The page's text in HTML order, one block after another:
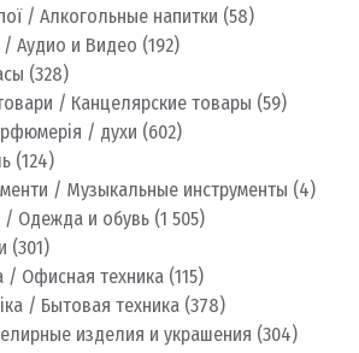
/ Алкогольные напитки (58)
/ Аудио и Видео (192)
(328)
/ Канцелярские товары (59)
/ духи (602)
(124)
/ Музыкальные инструменты (4)
/ Одежда и обувь (1 505)
(301)
/ Офисная техника (115)
/ Бытовая техника (378)
изделия и украшения (304)